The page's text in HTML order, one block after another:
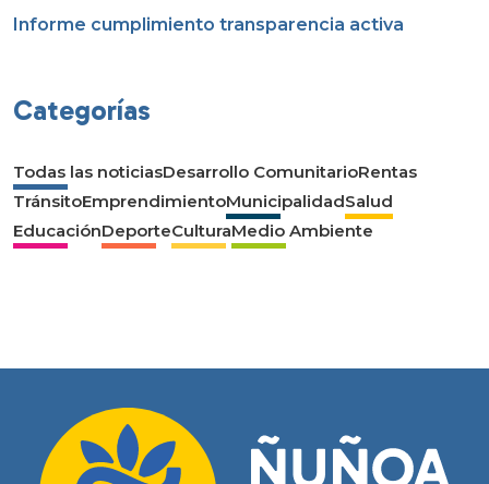
Informe cumplimiento transparencia activa
Categorías
Todas las noticiasDesarrollo ComunitarioRentas
TránsitoEmprendimientoMunicipalidadSalud
EducaciónDeporteCulturaMedio Ambiente